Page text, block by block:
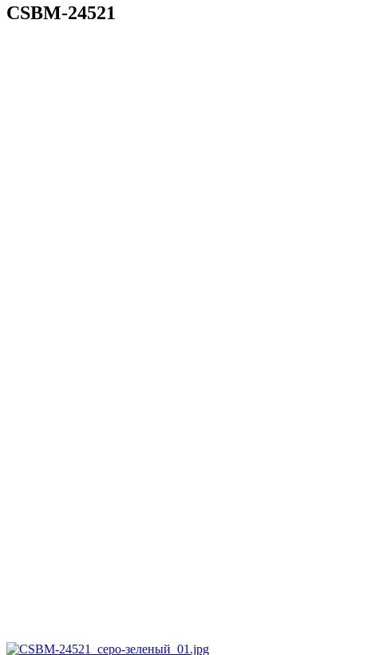
CSBM-24521